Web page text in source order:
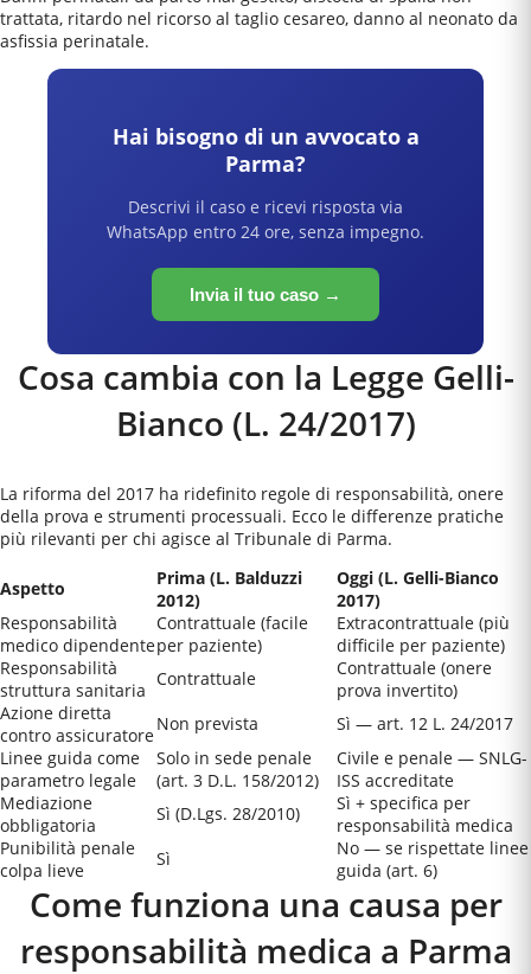
trattata, ritardo nel ricorso al taglio cesareo, danno al neonato da
asfissia perinatale.
Hai bisogno di un avvocato a
Parma?
Descrivi il caso e ricevi risposta via
WhatsApp entro 24 ore, senza impegno.
Invia il tuo caso →
Cosa cambia con la Legge Gelli-
Bianco (L. 24/2017)
La riforma del 2017 ha ridefinito regole di responsabilità, onere
della prova e strumenti processuali. Ecco le differenze pratiche
più rilevanti per chi agisce al Tribunale di Parma.
Aspetto
Prima (L. Balduzzi
2012)
Oggi (L. Gelli-Bianco
2017)
Responsabilità
medico dipendente
Contrattuale (facile
per paziente)
Extracontrattuale (più
difficile per paziente)
Responsabilità
struttura sanitaria
Contrattuale
Contrattuale (onere
prova invertito)
Azione diretta
contro assicuratore
Non prevista
Sì — art. 12 L. 24/2017
Linee guida come
parametro legale
Solo in sede penale
(art. 3 D.L. 158/2012)
Civile e penale — SNLG-
ISS accreditate
Mediazione
obbligatoria
Sì (D.Lgs. 28/2010)
Sì + specifica per
responsabilità medica
Punibilità penale
colpa lieve
Sì
No — se rispettate linee
guida (art. 6)
Come funziona una causa per
responsabilità medica a Parma